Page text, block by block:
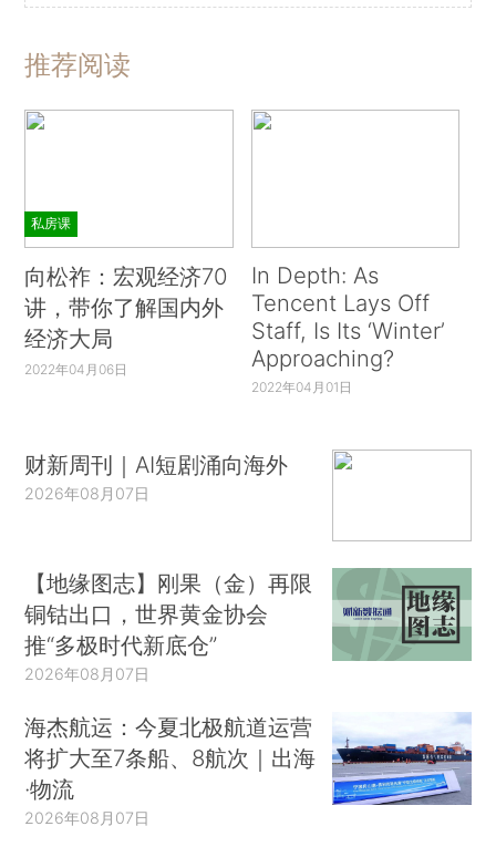
推荐阅读
私房课
向松祚：宏观经济70
讲，带你了解国内外
经济大局
2022年04月06日
In Depth: As
Tencent Lays Off
Staff, Is Its ‘Winter’
Approaching?
2022年04月01日
财新周刊｜AI短剧涌向海外
2026年08月07日
【地缘图志】刚果（金）再限
铜钴出口，世界黄金协会
推“多极时代新底仓”
2026年08月07日
海杰航运：今夏北极航道运营
将扩大至7条船、8航次｜出海
·物流
2026年08月07日